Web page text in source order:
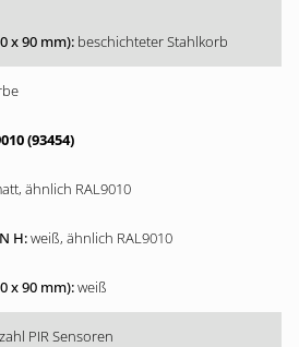
beschichteter Stahlkorb
(93454)
ähnlich RAL9010
weiß, ähnlich RAL9010
weiß
PIR Sensoren